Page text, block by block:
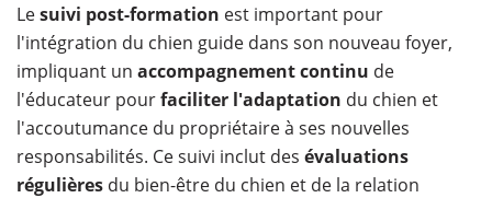
Lesuivi post-formation est important pour
l'intégration du chien guide dans son nouveau foyer,
impliquant un accompagnement continu de
l'éducateur pourfaciliter l'adaptation du chien et
l'accoutumance du propriétaire à ses nouvelles
responsabilités. Ce suivi inclut des évaluations
régulières du bien-être du chien et de la relation